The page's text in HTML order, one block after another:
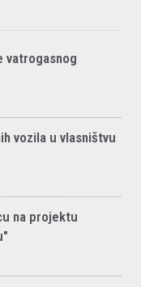
vatrogasnog
vozila u vlasništvu
na projektu